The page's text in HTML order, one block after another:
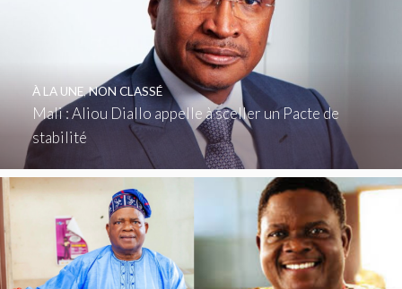
Mali : Aliou Diallo appelle à sceller un Pacte de
stabilité
À LA UNE,NON CLASSÉ